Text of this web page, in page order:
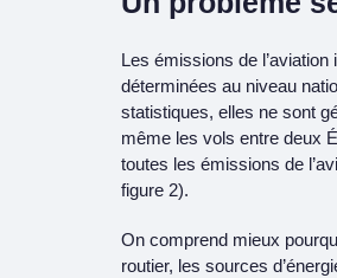
Les émissions de
déterminées au niveau
statistiques, elles ne sont
même les vols entre deux
toutes les émissions de
figure 2).
On comprend mieux
routier, les sources